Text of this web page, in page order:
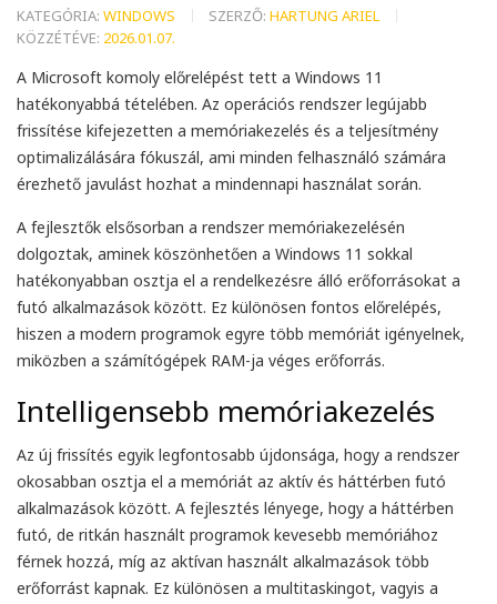
KATEGÓRIA: WINDOWS SZERZŐ: HARTUNG ARIEL
KÖZZÉTÉVE: 2026.01.07.
A Microsoft komoly előrelépést tett a Windows 11
hatékonyabbá tételében. Az operációs rendszer legújabb
frissítése kifejezetten a memóriakezelés és a teljesítmény
optimalizálására fókuszál, ami minden felhasználó számára
érezhető javulást hozhat a mindennapi használat során.
A fejlesztők elsősorban a rendszer memóriakezelésén
dolgoztak, aminek köszönhetően a Windows 11 sokkal
hatékonyabban osztja el a rendelkezésre álló erőforrásokat a
futó alkalmazások között. Ez különösen fontos előrelépés,
hiszen a modern programok egyre több memóriát igényelnek,
miközben a számítógépek RAM-ja véges erőforrás.
Intelligensebb memóriakezelés
Az új frissítés egyik legfontosabb újdonsága, hogy a rendszer
okosabban osztja el a memóriát az aktív és háttérben futó
alkalmazások között. A fejlesztés lényege, hogy a háttérben
futó, de ritkán használt programok kevesebb memóriához
férnek hozzá, míg az aktívan használt alkalmazások több
erőforrást kapnak. Ez különösen a multitaskingot, vagyis a
ment minden, a
sikeres volt.
Mint mindig gyors
A rendelt előfizetést